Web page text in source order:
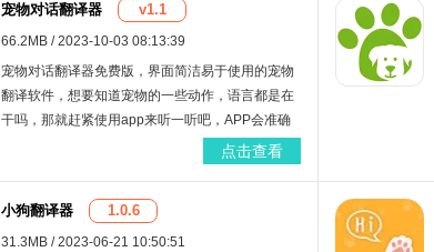
布各类宠物领养信息，方便用户轻松在线领养自己
心仪的宠物。
宠物对话翻译器 v1.1
66.2MB / 2023-10-03 08:13:39
宠物对话翻译器免费版，界面简洁易于使用的宠物
翻译软件，想要知道宠物的一些动作，语言都是在
干吗，那就赶紧使用app来听一听吧，APP会准确
的分析状态，翻译语言，帮助您更好地照顾这些宠
点击查看
小狗翻译器 1.0.6
31.3MB / 2023-06-21 10:50:51